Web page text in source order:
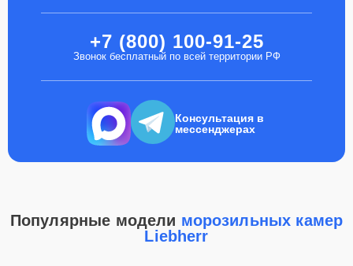
+7 (800) 100-91-25
Звонок бесплатный по всей территории РФ
Консультация в
мессенджерах
Популярные модели морозильных камер
Liebherr